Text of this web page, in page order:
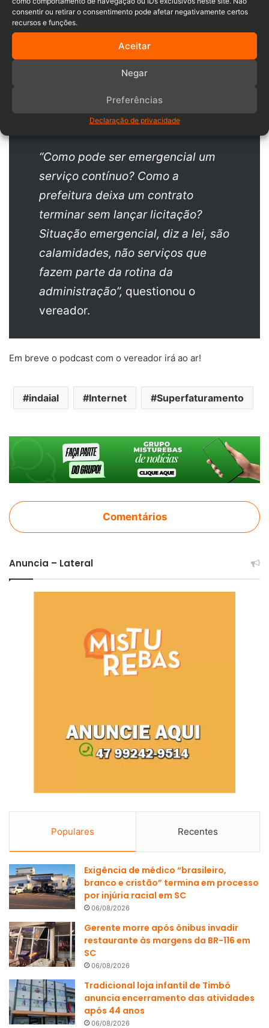
consentir ou retirar o consentimento pode afetar negativamente certos
recursos e funções.
Aceitar
Negar
Preferências
Declaração de privacidade
Mistucast. O contrato de internet foi um dos assuntos
debatidos.
O vereador questionou a justificativa da prefeitura para a
dispensa da licitação, que seria “emergencial”.
“Como pode ser emergencial um
serviço contínuo? Como a
prefeitura deixa um contrato
terminar sem lançar licitação?
Situação emergencial, diz a lei, são
calamidades, não serviços que
fazem parte da rotina da
administração”, questionou o
vereador.
Em breve o podcast com o vereador irá ao ar!
indaial Internet Superfaturamento
Comentários
Anuncia – Lateral
Populares Recentes
Exigência de médico “brasileiro,
branco e cristão” termina em processo
por injúria racial em SC
06/08/2026
Gerente morre após ônibus invadir
restaurante às margens da BR-116 em
SC
06/08/2026
Tradicional loja infantil de Timbó
anuncia encerramento das atividades
após 44 anos
06/08/2026